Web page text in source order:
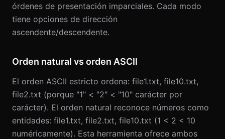
órdenes de presentación imparciales. Cada modo
tiene opciones de dirección
ascendente/descendente.
Orden natural vs orden ASCII
El orden ASCII estricto ordena: file1.txt, file10.txt,
file2.txt (porque "1" < "2" < "10" carácter por
carácter). El orden natural reconoce números como
entidades: file1.txt, file2.txt, file10.txt (1 < 2 < 10
numéricamente). Esta herramienta ofrece ambos